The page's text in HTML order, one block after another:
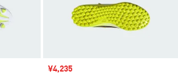
セール価格
¥4,235